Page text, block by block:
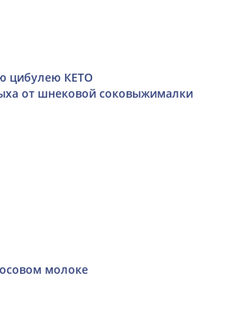
цибулею КЕТО
от шнековой соковыжималки
молоке